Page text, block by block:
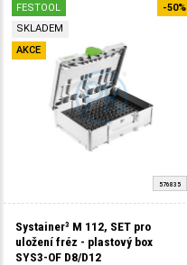
FESTOOL
SKLADEM
AKCE
-50%
576835
Systainer³ M 112, SET pro
uložení fréz - plastový box
SYS3-OF D8/D12